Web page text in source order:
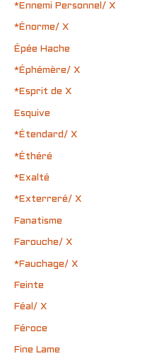
*Ennemi Personnel/ X
*Énorme/ X
Épée Hache
*Éphémère/ X
*Esprit de X
Esquive
*Étendard/ X
*Éthéré
*Exalté
*Exterreré/ X
Fanatisme
Farouche/ X
*Fauchage/ X
Feinte
Féal/ X
Féroce
Fine Lame